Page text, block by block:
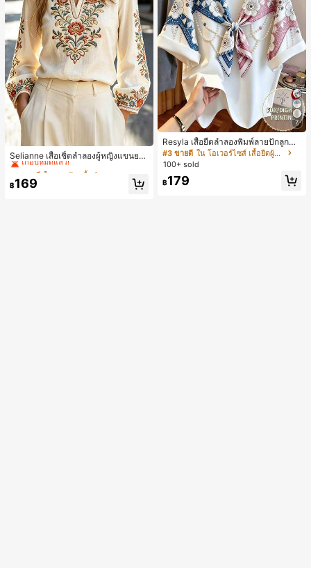
Selianne เสื้อเชิ้ตลำลองผู้หญิงแขนยา
ว คอวีเว้า ลายดอกไม้
#2 ขายดี
ใน งานปัก เสื้อทำงาน
เกือบหมดแล้ว!
#2 ขายดี ใน งานปัก เสื้อทำงาน
เกือบหมดแล้ว!
#2 ขายดี ใน งานปัก เสื้อทำงาน
เกือบหมดแล้ว!
#2 ขายดี
฿169
7
Resyla เสื้อยืดลำลองพิมพ์ลายปักลูกปัด
รูปโบว์ขนาดใหญ่สำหรับผู้หญิง
#3 ขายดี
ใน โอเวอร์ไซส์ เสื้อยืดผู้หญิง
100+ sold
฿179